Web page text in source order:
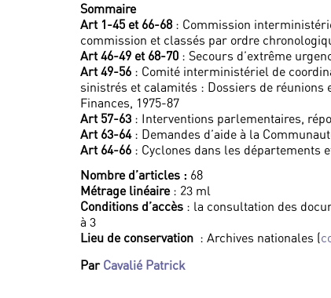
Sommaire
Art 1-45 et 66-68: Commission
commission et classés par ordre
Art 46-49 et 68-70 : Secours d’extrême
Art 49-56 : Comité interministériel de
sinistrés et calamités : Dossiers de réunions
Finances, 1975-87
Art 57-63 : Interventions parlementaires,
Art 63-64: Demandes d’aide à la
Art 64-66 : Cyclones dans les départements
Nombre d’articles : 68
Métrage linéaire: 23 ml
Conditions d’accès : la consultation des
à 3
Lieu de conservation : Archives nationales (
Par Cavalié Patrick